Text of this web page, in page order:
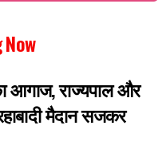
आगाज, राज्यपाल और
मैदान सजकर